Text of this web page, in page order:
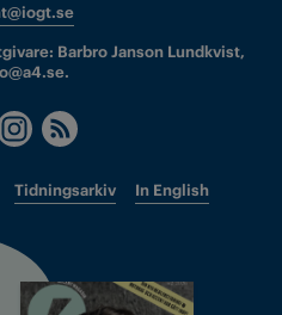
Barbro Janson Lundkvist,
Tidningsarkiv In English